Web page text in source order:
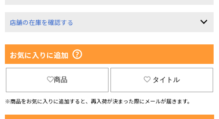
店舗の在庫を確認する
お気に入りに追加
商品 タイトル
※商品をお気に入りに追加すると、再入荷が決まった際にメールが届きます。